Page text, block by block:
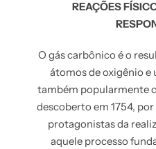
REAÇÕES
O gás carbônico é o
tomos de oxigênio e
também popularmente
descoberto em 1754,
protagonistas da
aquele processo